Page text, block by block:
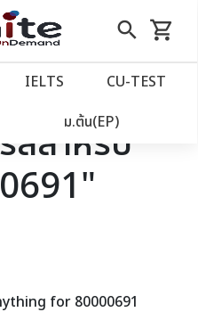
close
search
Skip
to
shopping_cart
รถเข็น
IELTS CU‑TEST
ม.ต้น(EP)
สำหรับ
for 80000691